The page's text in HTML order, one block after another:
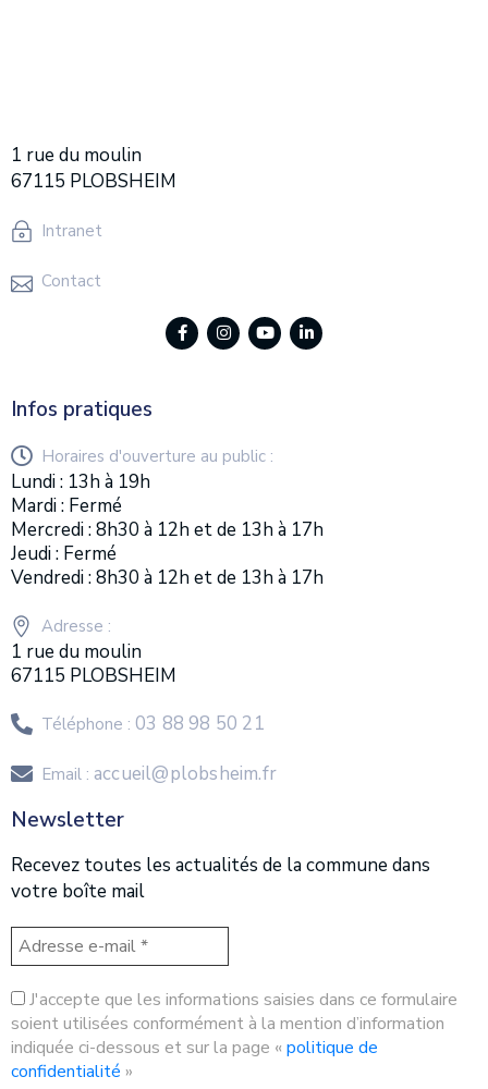
1 rue du moulin
67115 PLOBSHEIM
Intranet
Contact
Infos pratiques
Horaires d'ouverture au public :
Lundi : 13h à 19h
Mardi : Fermé
Mercredi : 8h30 à 12h et de 13h à 17h
Jeudi : Fermé
Vendredi : 8h30 à 12h et de 13h à 17h
Adresse :
1 rue du moulin
67115 PLOBSHEIM
Téléphone : 03 88 98 50 21
Email : accueil@plobsheim.fr
Newsletter
Recevez toutes les actualités de la commune dans
votre boîte mail
J'accepte que les informations saisies dans ce formulaire
soient utilisées conformément à la mention d’information
indiquée ci-dessous et sur la page «politique de
confidentialité »